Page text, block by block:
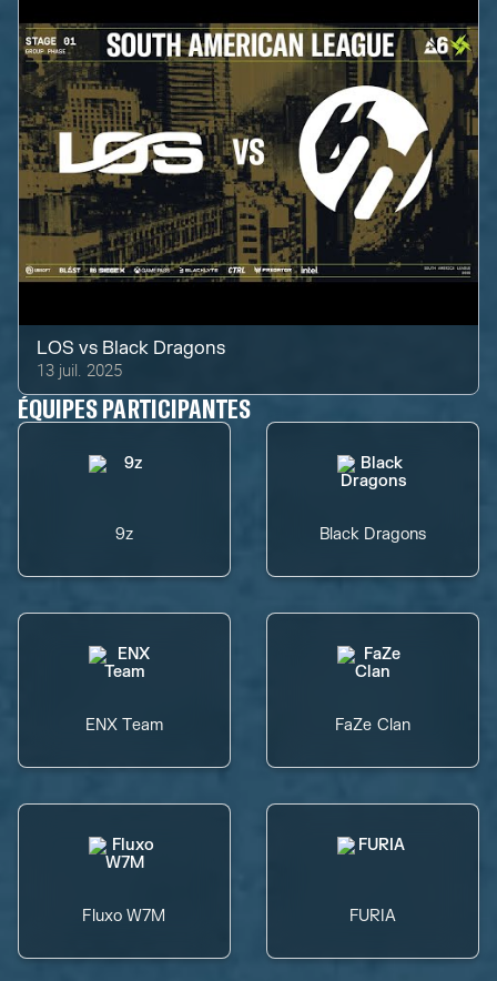
LOS vs Black Dragons
13 juil. 2025
ÉQUIPES PARTICIPANTES
9z Black Dragons
ENX Team FaZe Clan
Fluxo W7M FURIA